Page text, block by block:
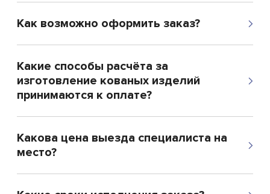
Как возможно оформить заказ?
Какие способы расчёта за
изготовление кованых изделий
принимаются к оплате?
Какова цена выезда специалиста на
место?